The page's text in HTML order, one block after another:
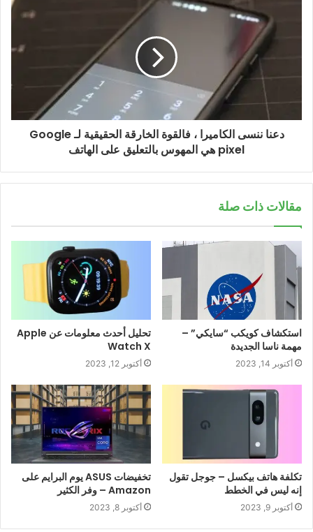
دعنا ننسى الكاميرا ، فالقوة الخارقة الحقيقية لـ Google
pixel هي المهوس بالتعليق على الهاتف
مقالات ذات صلة
استكشاف كويكب “سايكي” –
مهمة ناسا الجديدة
أكتوبر 14, 2023
تحليل أحدث معلومات عن Apple
Watch X
أكتوبر 12, 2023
تكلفة هاتف بيكسل – جوجل تقول
إنه ليس في الخطط
أكتوبر 9, 2023
تخفيضات ASUS يوم البرايم على
Amazon – وفر الكثير
أكتوبر 8, 2023